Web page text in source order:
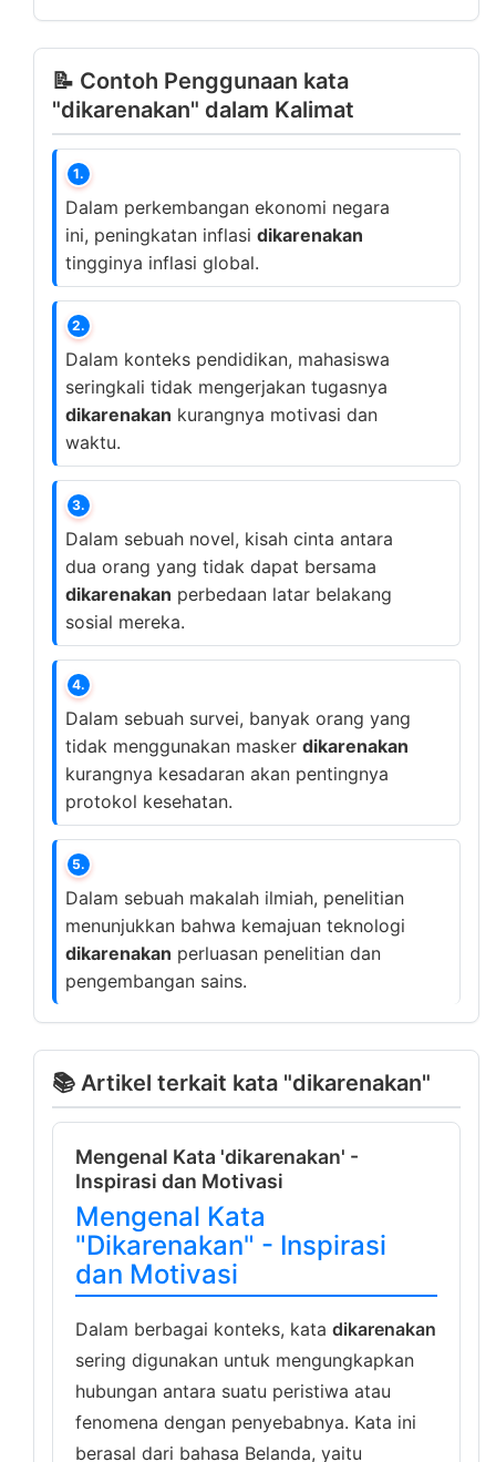
📝 Contoh Penggunaan kata
"dikarenakan" dalam Kalimat
1.
Dalam perkembangan ekonomi negara
ini, peningkatan inflasi dikarenakan
tingginya inflasi global.
2.
Dalam konteks pendidikan, mahasiswa
seringkali tidak mengerjakan tugasnya
dikarenakan kurangnya motivasi dan
waktu.
3.
Dalam sebuah novel, kisah cinta antara
dua orang yang tidak dapat bersama
dikarenakan perbedaan latar belakang
sosial mereka.
4.
Dalam sebuah survei, banyak orang yang
tidak menggunakan masker dikarenakan
kurangnya kesadaran akan pentingnya
protokol kesehatan.
5.
Dalam sebuah makalah ilmiah, penelitian
menunjukkan bahwa kemajuan teknologi
dikarenakan perluasan penelitian dan
pengembangan sains.
📚 Artikel terkait kata "dikarenakan"
Mengenal Kata 'dikarenakan' -
Inspirasi dan Motivasi
Mengenal Kata
"Dikarenakan" - Inspirasi
dan Motivasi
Dalam berbagai konteks, kata dikarenakan
sering digunakan untuk mengungkapkan
hubungan antara suatu peristiwa atau
fenomena dengan penyebabnya. Kata ini
berasal dari bahasa Belanda, yaitu